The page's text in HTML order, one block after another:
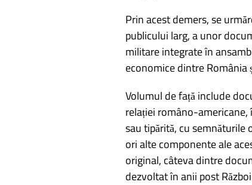
Prin acest demers, se
publicului larg, a unor
militare integrate în
economice dintre România
Volumul de față include
relației româno-
sau tipărită, cu semnăturile
ori alte componente ale
original, câteva dintre
dezvoltat în anii post